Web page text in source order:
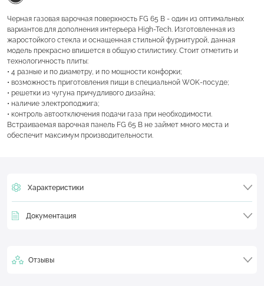
Черная газовая варочная поверхность FG 65 B - один из оптимальных
вариантов для дополнения интерьера High-Tech. Изготовленная из
жаростойкого стекла и оснащенная стильной фурнитурой, данная
модель прекрасно впишется в общую стилистику. Стоит отметить и
технологичность плиты:
• 4 разные и по диаметру, и по мощности конфорки;
• возможность приготовления пищи в специальной WOK-посуде;
• решетки из чугуна причудливого дизайна;
• наличие электроподжига;
• контроль автоотключения подачи газа при необходимости.
Встраиваемая варочная панель FG 65 B не займет много места и
обеспечит максимум производительности.
Характеристики
Документация
Отзывы